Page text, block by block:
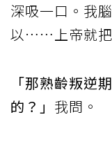
深吸一口。我
以……上帝就把
「那熟齡叛逆
的？」 我問。